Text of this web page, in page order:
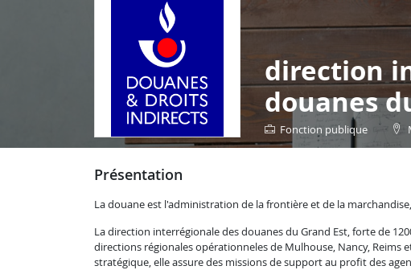
direction
douanes
Fonction publique
présentation
La douane est l'administration de la frontière et de la
La direction interrégionale des douanes du Grand Est, forte de
directions régionales opérationneles de Mulhouse, Nancy, Reims
stratégique, elle assure des missions de support au profit des